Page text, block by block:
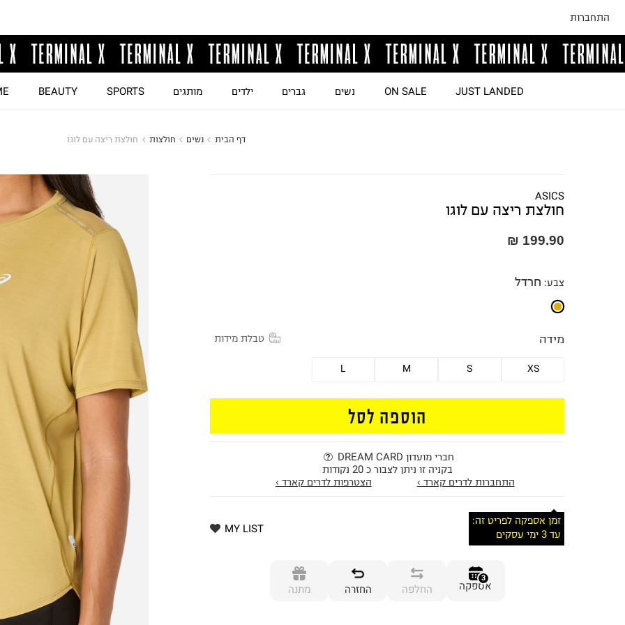
התחברות
JUST LANDED
ON SALE נשים גברים ילדים מותגים SPORTS
BEAUTY
דף הבית נשים חולצות חולצת ריצה עם לוגו
ASICS
חולצת ריצה עם לוגו
199.90 ₪
צבע: חרדל
מידה טבלת מידות
XS
S
M
L
הוספה לסל
חברי מועדון DREAM CARD
בקניה זו ניתן לצבור כ 20 נקודות
התחברות לדרים קארד ›
הצטרפות לדרים קארד ›
זמן אספקה לפריט זה:
עד 3 ימי עסקים
MY LIST
3
אספקה החלפה החזרה מתנה